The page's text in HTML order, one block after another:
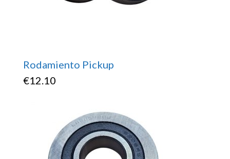
Rodamiento Pickup
€12.10